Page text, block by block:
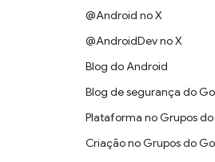
@Android no X
@AndroidDev no X
Blog do Android
Blog de segurança do
Plataforma no Grupos
Criação no Grupos do